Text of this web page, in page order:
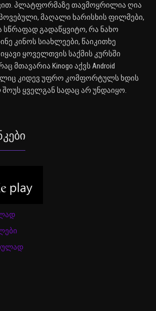
პლატფორმაზე თავმოყრილია ღია
მაღალი ხარისხის ფილმები,
სწრაფად გადაწყვიტო, რა ნახო
კინოს სიახლეები, წაიკითხე
ყოველთვის საქმის კურსში
მთავარია Kinogo აქვს Android
კიდევ უფრო კომფორტულს ხდის
ყველგან სადაც არ უნდაიყო.